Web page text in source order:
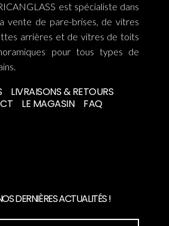
est spécialiste dans
vente de pare-brises, de vitres
arrières et de vitres de toits
pour tous types de
LIVRAISONS & RETOURS
LE MAGASIN FAQ
DERNIÈRES ACTUALITÉS !